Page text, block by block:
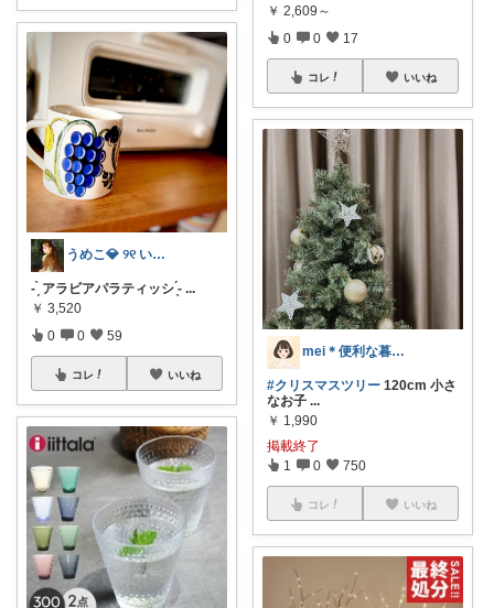
うめこ💎 ୨୧ いつも感謝 ୨୧
- ̗̀ アラビアパラティッシ ̖́- ...
￥ 3,520
0 0 59
コレ いいね
￥ 2,609～
0 0 17
コレ いいね
mei＊便利な暮らし🌸かわいいもの
#クリスマスツリー 120cm 小さ
なお子 ...
￥ 1,990
掲載終了
1 0 750
コレ いいね